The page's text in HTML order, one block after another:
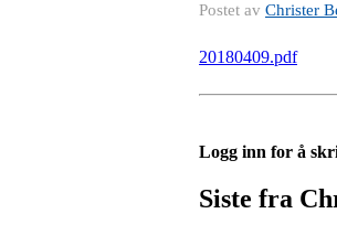
Postet av Christer
20180409.pdf
Logg inn for å
Siste fra